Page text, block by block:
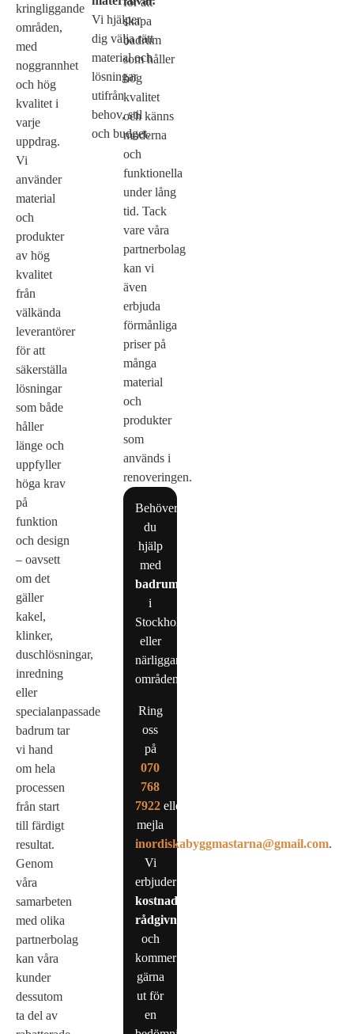
kringliggande
områden,
med
noggrannhet
och hög
kvalitet i
varje
uppdrag.
Vi
använder
material
och
produkter
av hög
kvalitet
från
välkända
leverantörer
för att
säkerställa
lösningar
som både
håller
länge och
uppfyller
höga krav
på
funktion
och design
– oavsett
om det
gäller
kakel,
klinker,
duschlösningar,
inredning
eller
specialanpassade
badrum tar
vi hand
om hela
processen
från start
till färdigt
resultat.
Genom
våra
samarbeten
med olika
partnerbolag
kan våra
kunder
dessutom
ta del av
Vi hjälper
dig välja rätt
material och
lösningar
utifrån
behov, stil
och budget.
skapa
badrum
som håller
hög
kvalitet
och känns
moderna
och
funktionella
under lång
tid. Tack
vare våra
partnerbolag
kan vi
även
erbjuda
förmånliga
priser på
många
material
och
produkter
som
används i
renoveringen.
Behöver
du
hjälp
med
badrumsrenovering
i
Stockholm
eller
närliggande
områden?
Ring
oss
på
070
768
7922 eller
mejla
inordiskabyggmastarna@gmail.com.
Vi
erbjuder
kostnadsfri
rådgivning
och
kommer
gärna
ut för
en